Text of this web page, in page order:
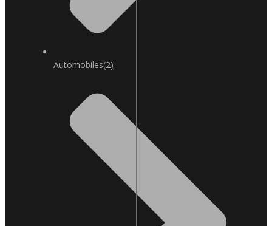
Automobiles(2)